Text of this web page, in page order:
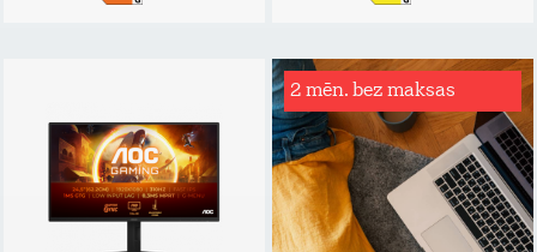
2 mēn. bez maksas
Rēķinu
apdrošināšana
Tavs atbalsta plecs
bezdarba vai
ilgstošas darba
nespējas gadījumā!